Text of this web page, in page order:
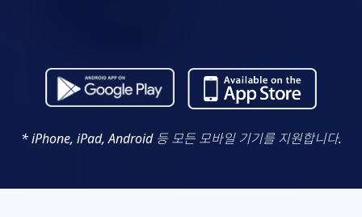
* iPhone, iPad, Android 등 모든 모바일 기기를 지원합니다.